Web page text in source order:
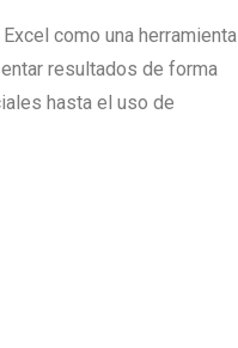
como una herramienta
resultados de forma
hasta el uso de